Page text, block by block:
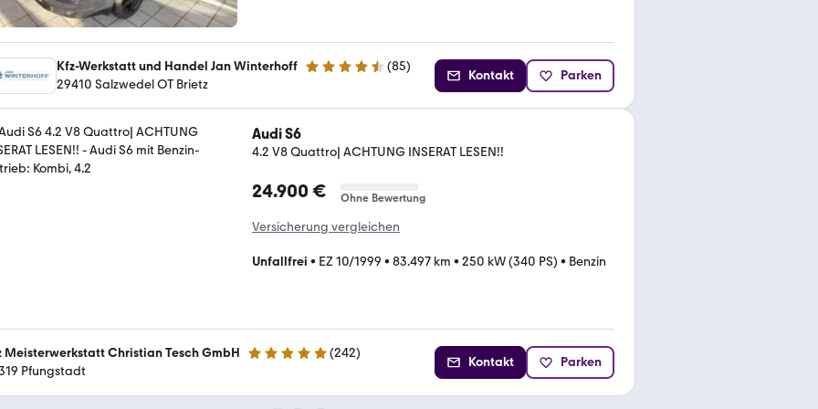
Kfz-Werkstatt und Handel Jan Winterhoff 4.3 Sterne (85)
29410 Salzwedel OT Brietz
Kontakt Parken
Audi S6
4.2 V8 Quattro| ACHTUNG INSERAT LESEN!!
24.900 € Ohne Bewertung
Versicherung vergleichen
Unfallfrei • EZ 10/1999 • 83.497 km • 250 kW (340 PS) • Benzin
Meisterwerkstatt Christian Tesch GmbH 4.8 Sterne (242)
Pfungstadt
Kontakt Parken